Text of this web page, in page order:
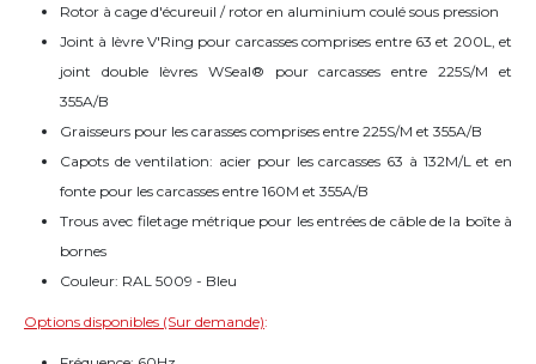
Rotor à cage d'écureuil / rotor en aluminium coulé sous pression
Joint à lèvre V'Ring pour carcasses comprises entre 63 et 200L, et
joint double lèvres WSeal® pour carcasses entre 225S/M et
355A/B
Graisseurs pour les carasses comprises entre 225S/M et 355A/B
Capots de ventilation: acier pour les carcasses 63 à 132M/L et en
fonte pour les carcasses entre 160M et 355A/B
Trous avec filetage métrique pour les entrées de câble de la boîte à
bornes
Couleur: RAL 5009 - Bleu
Options disponibles (Sur demande):